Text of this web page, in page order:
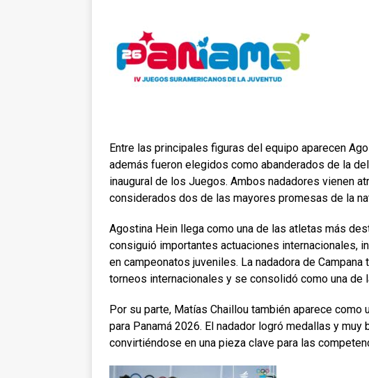
Entre las principales figuras del equipo aparecen
además fueron elegidos como abanderados de la
inaugural de los Juegos. Ambos nadadores vienen
considerados dos de las mayores promesas de la
Agostina Hein llega como una de las atletas más
consiguió importantes actuaciones internacionales,
en campeonatos juveniles. La nadadora de
torneos internacionales y se consolidó como una de
Por su parte, Matías Chaillou también aparece como
para Panamá 2026. El nadador logró medallas y
convirtiéndose en una pieza clave para las